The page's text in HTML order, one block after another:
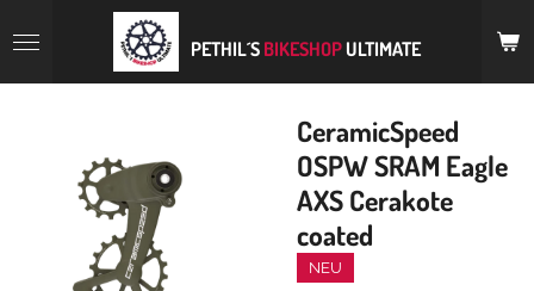
Hauptinhalt
PETHIL´S BIKESHOP ULTIMATE
CeramicSpeed
OSPW SRAM Eagle
AXS Cerakote
coated
NEU